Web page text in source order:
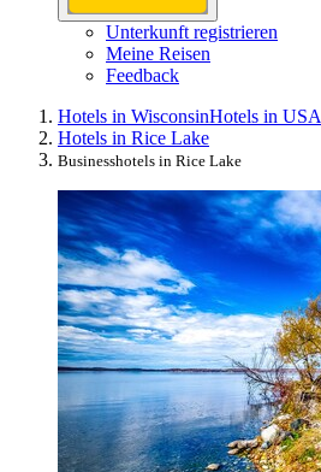
Unterkunft registrieren
Meine Reisen
Feedback
Hotels in WisconsinHotels in USA
Hotels in Rice Lake
Businesshotels in Rice Lake